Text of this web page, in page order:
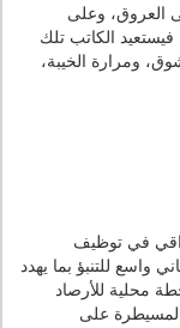
العروق، وعلى
فيستعيد الكاتب تلك
ومرارة الخيبة،
في توظيف
واسع للتنبؤ بما يهدد
محلية للأرصاد
على